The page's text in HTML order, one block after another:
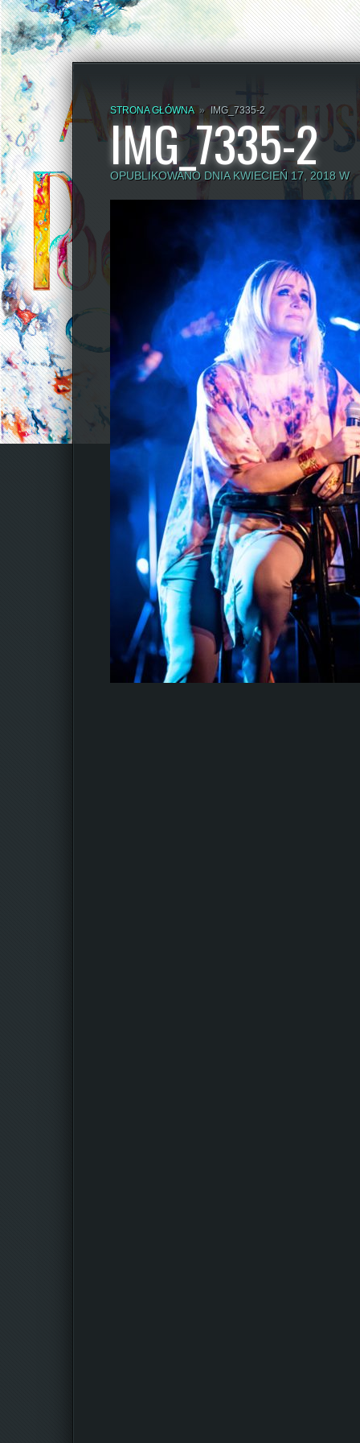
STRONA GŁÓWNA » IMG_7335-2
IMG_7335-2
OPUBLIKOWANO DNIA KWIECIEŃ 17, 2018 W